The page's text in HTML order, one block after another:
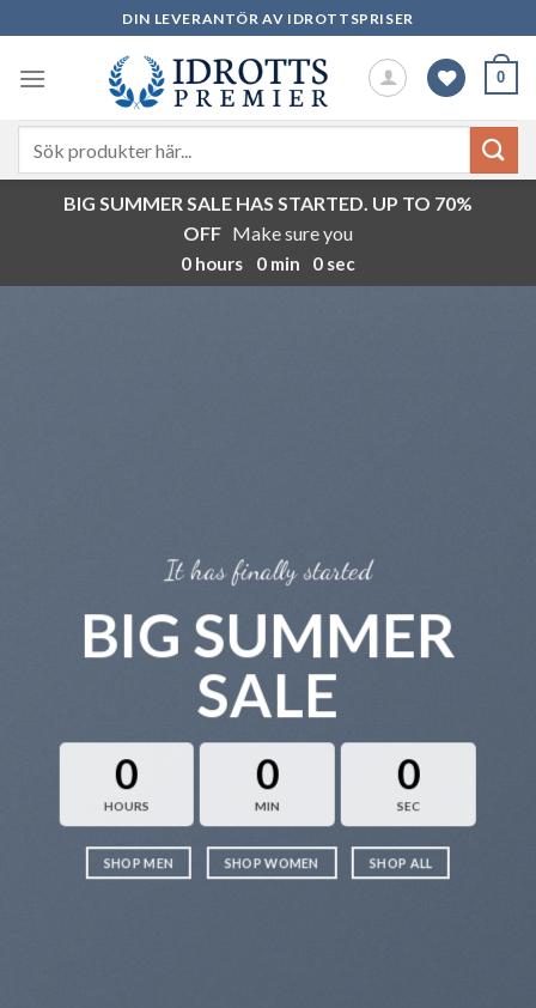
to
content
DIN LEVERANTÖR AV IDROTTSPRISER
0
BIG SUMMER SALE HAS STARTED. UP TO 70%
OFF Make sure you
0 hours 0 min 0 sec
It has finally started
BIG SUMMER
SALE
0
HOURS
0
MIN
0
SEC
SHOP MEN SHOP WOMEN SHOP ALL